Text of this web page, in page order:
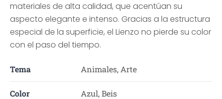
materiales de alta calidad, que acentúan su
aspecto elegante e intenso. Gracias a la estructura
especial de la superficie, el Lienzo no pierde su color
con el paso del tiempo.
Tema Animales, Arte
Color Azul, Beis